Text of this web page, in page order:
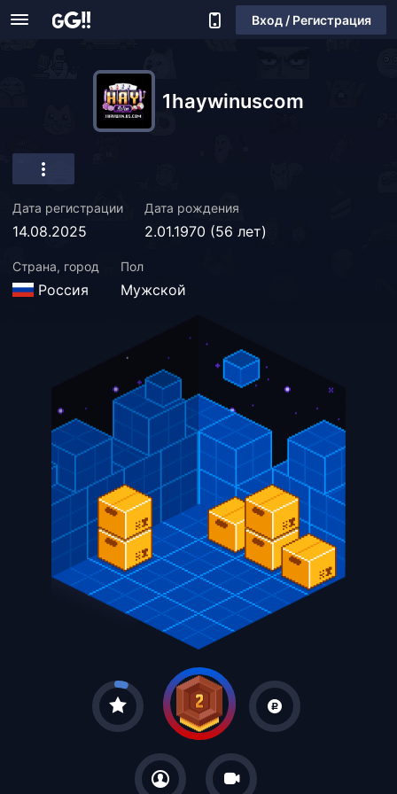
Вход / Регистрация
1haywinuscom
Дата регистрации
14.08.2025
Дата рождения
2.01.1970 (56 лет)
Страна, город
Россия
Пол
Мужской